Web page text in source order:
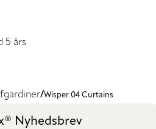
5 års
Wisper 04 Curtains
Nyhedsbrev